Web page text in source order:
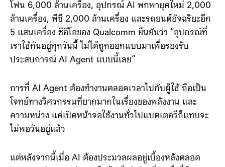
เพื่อ AI Agent
ด้วยจำนวนอุปกรณ์ในตลาดที่มหาศาล ไม่ว่าจะเป็นสมาร์ต
โฟน 6,000 ล้านเครื่อง, อุปกรณ์ AI พกพายุคใหม่ 2,000
ล้านเครื่อง, พีซี 2,000 ล้านเครื่อง และรถยนต์อัจฉริยะอีก
เราใช้กันอยู่ทุกวันนี้ ไม่ได้ถูกออกแบบมาเพื่อรองรับ
ประสบการณ์ AI Agent แบบนี้เลย”
การที่ AI Agent ต้องทำงานตลอดเวลาไปกับผู้ใช้ ถือเป็น
ความหน่วง แค่เปิดหน้าจอใช้งานทั่วไปแบตเตอรีก็แทบจะ